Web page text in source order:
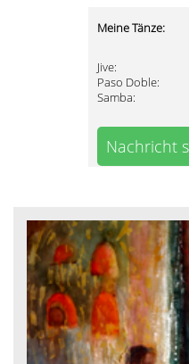
Meine Tänze:
Jive:
Paso Doble:
Samba:
Nachricht